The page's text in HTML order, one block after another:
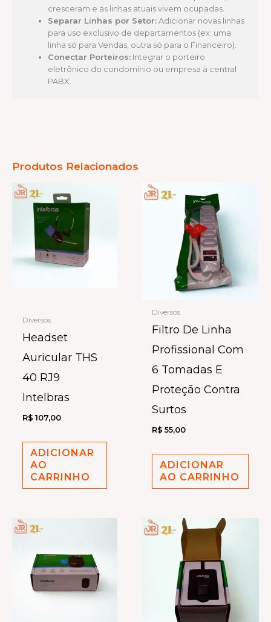
cresceram e as linhas atuais vivem ocupadas.
Separar Linhas por Setor:Adicionar novas linhas
para uso exclusivo de departamentos (ex: uma
linha só para Vendas, outra só para o Financeiro).
Conectar Porteiros: Integrar o porteiro
eletrônico do condomínio ou empresa à central
PABX.
Produtos Relacionados
Diversos
Headset
Auricular THS
40 RJ9
Intelbras
R$ 107,00
ADICIONAR
AO
CARRINHO
Diversos
Filtro De Linha
Profissional Com
6 Tomadas E
Proteção Contra
Surtos
R$ 55,00
ADICIONAR
AO CARRINHO